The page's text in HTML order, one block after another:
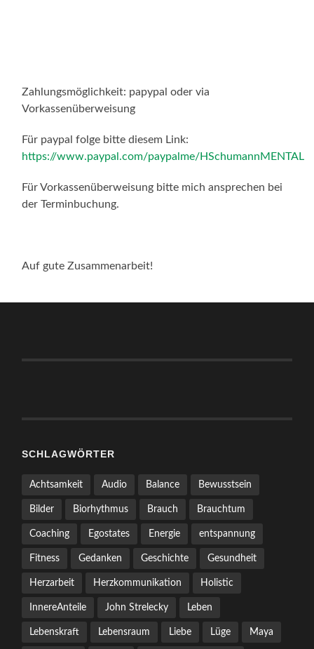
Zahlungsmöglichkeit: papypal oder via
Vorkassenüberweisung
Für paypal folge bitte diesem Link:
https://www.paypal.com/paypalme/HSchumannMENTAL
Für Vorkassenüberweisung bitte mich ansprechen bei
der Terminbuchung.
Auf gute Zusammenarbeit!
SCHLAGWÖRTER
Achtsamkeit Audio Balance Bewusstsein
Bilder Biorhythmus Brauch Brauchtum
Coaching Egostates Energie entspannung
Fitness Gedanken Geschichte Gesundheit
Herzarbeit Herzkommunikation Holistic
InnereAnteile John Strelecky Leben
Lebenskraft Lebensraum Liebe Lüge Maya